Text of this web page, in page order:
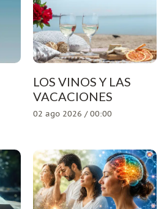
LOS VINOS Y LAS
VACACIONES
02 ago 2026 / 00:00